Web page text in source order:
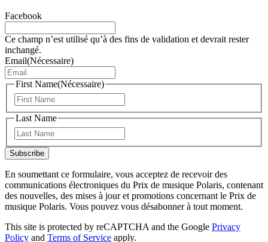
Facebook
Ce champ n’est utilisé qu’à des fins de validation et devrait rester
inchangé.
Email(Nécessaire)
First Name(Nécessaire)
Last Name
Subscribe
En soumettant ce formulaire, vous acceptez de recevoir des
communications électroniques du Prix de musique Polaris, contenant
des nouvelles, des mises à jour et promotions concernant le Prix de
musique Polaris. Vous pouvez vous désabonner à tout moment.
This site is protected by reCAPTCHA and the Google Privacy
Policy and Terms of Service apply.